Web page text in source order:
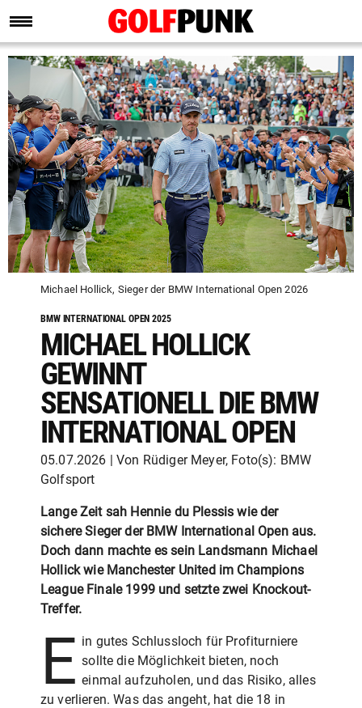
Michael Hollick, Sieger der BMW International Open 2026
BMW INTERNATIONAL OPEN 2025
MICHAEL HOLLICK
GEWINNT
SENSATIONELL DIE BMW
INTERNATIONAL OPEN
05.07.2026 | Von Rüdiger Meyer, Foto(s): BMW
Golfsport
Lange Zeit sah Hennie du Plessis wie der
sichere Sieger der BMW International Open aus.
Doch dann machte es sein Landsmann Michael
Hollick wie Manchester United im Champions
League Finale 1999 und setzte zwei Knockout-
Treffer.
E in gutes Schlussloch für Profiturniere
sollte die Möglichkeit bieten, noch
einmal aufzuholen, und das Risiko, alles
zu verlieren. Was das angeht, hat die 18 in